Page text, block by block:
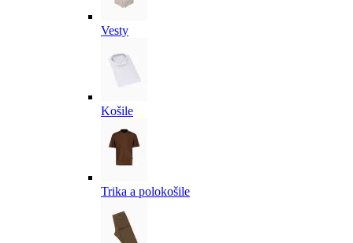
Vesty
Košile
Trika a polokošile